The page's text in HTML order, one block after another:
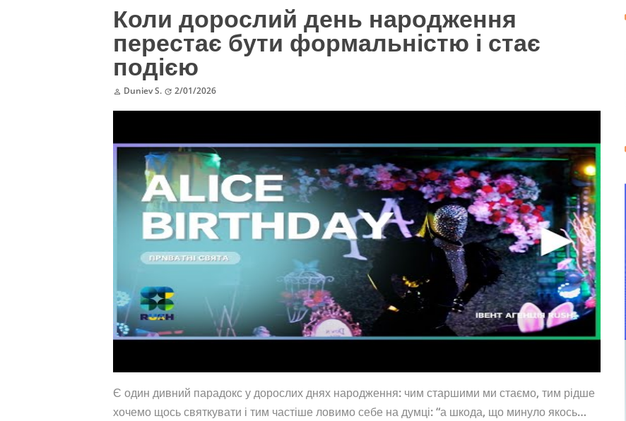
Коли дорослий день народження
перестає бути формальністю і стає
подією
 Duniev S.  2/01/2026
Є один дивний парадокс у дорослих днях народження: чим старшими ми стаємо, тим рідше
хочемо щось святкувати і тим частіше ловимо себе на думці: “а шкода, що минуло якось…